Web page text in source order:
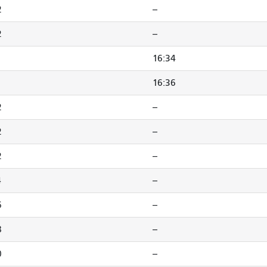
--
--
16:34
16:36
--
--
--
--
--
--
--